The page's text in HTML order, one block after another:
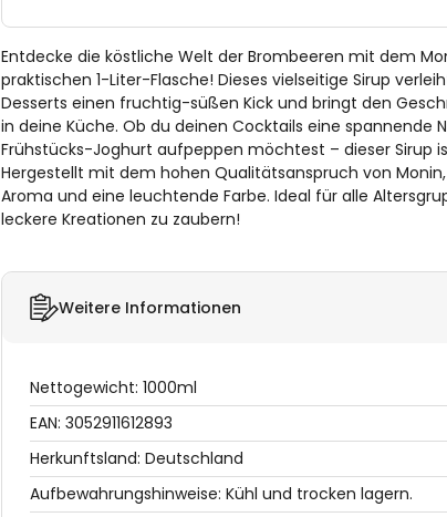
Entdecke die köstliche Welt der Brombeeren mit dem
praktischen 1-Liter-Flasche! Dieses vielseitige Sirup
Desserts einen fruchtig-süßen Kick und bringt den
in deine Küche. Ob du deinen Cocktails eine spannende
Frühstücks-Joghurt aufpeppen möchtest – dieser Sirup
Hergestellt mit dem hohen Qualitätsanspruch von
Aroma und eine leuchtende Farbe. Ideal für alle
leckere Kreationen zu zaubern!
Weitere Informationen
Nettogewicht: 1000ml
EAN: 3052911612893
Herkunftsland: Deutschland
Aufbewahrungshinweise: Kühl und trocken lagern.